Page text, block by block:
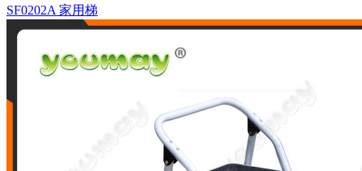
SF0202A 家用梯